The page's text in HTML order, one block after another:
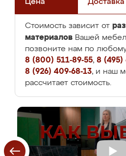
Цена Доставка
Стоимость зависит от
материалов Вашей
позвоните нам по
8 (800) 511-89-55, 8 (495)
8 (926) 409-68-13, и наш
рассчитает стоимость.